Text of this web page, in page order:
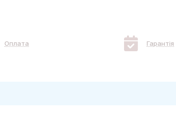
Оплата Гарантія